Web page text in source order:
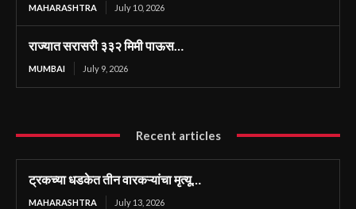
MAHARASHTRA July 10, 2026
राज्यात सरासरी ३३२ मिमी पाऊस…
MUMBAI July 9, 2026
Recent articles
ट्रकच्या धडकेत तीन वारकऱ्यांचा मृत्यू…
MAHARASHTRA July 13, 2026